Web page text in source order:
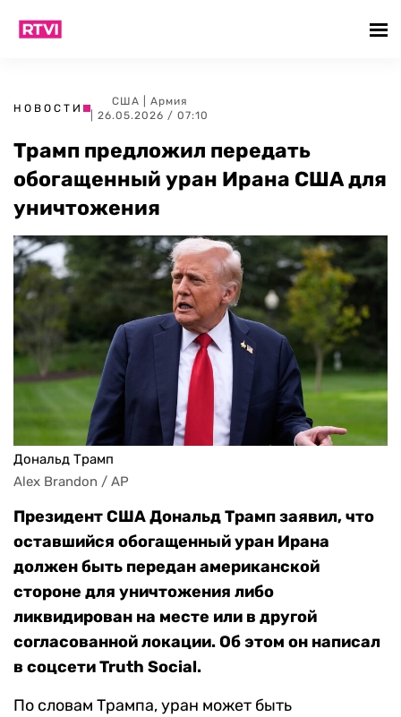
НОВОСТИ
США
Армия
| 26.05.2026 / 07:10
Трамп предложил передать
обогащенный уран Ирана США для
уничтожения
Дональд Трамп
Alex Brandon / AP
Президент США Дональд Трамп заявил, что
оставшийся обогащенный уран Ирана
должен быть передан американской
стороне для уничтожения либо
ликвидирован на месте или в другой
согласованной локации. Об этом он написал
в соцсети Truth Social.
По словам Трампа, уран может быть